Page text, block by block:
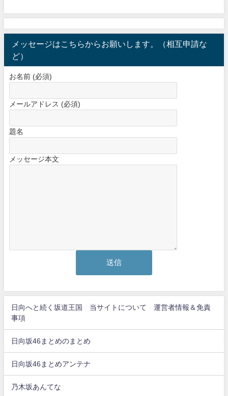
メッセージはこちらからお願いします。（相互申請な
ど）
お名前 (必須)
メールアドレス (必須)
題名
メッセージ本文
日向へと続く坂道王国 当サイトについて 運営者情報＆免責
事項
日向坂46まとめのまとめ
日向坂46まとめアンテナ
乃木坂あんてな